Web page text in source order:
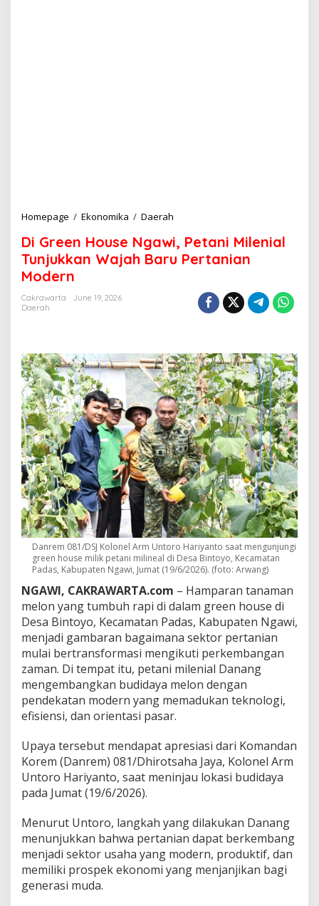
Homepage / Ekonomika / Daerah
G
r
e
e
N
g
a
w
i
,
P
e
t
a
n
i
M
i
l
e
n
a
l
T
u
n
j
k
k
a
W
j
a
a
r
u
P
e
Di Green House Ngawi, Petani Milenial
Tunjukkan Wajah Baru Pertanian
Modern
Cakrawarta
June 19, 2026
Daerah
Danrem 081/DSJ Kolonel Arm Untoro Hariyanto saat mengunjungi
green house milik petani milineal di Desa Bintoyo, Kecamatan
Padas, Kabupaten Ngawi, Jumat (19/6/2026). (foto: Arwang)
NGAWI, CAKRAWARTA.com – Hamparan tanaman
melon yang tumbuh rapi di dalam green house di
Desa Bintoyo, Kecamatan Padas, Kabupaten Ngawi,
menjadi gambaran bagaimana sektor pertanian
mulai bertransformasi mengikuti perkembangan
zaman. Di tempat itu, petani milenial Danang
mengembangkan budidaya melon dengan
pendekatan modern yang memadukan teknologi,
efisiensi, dan orientasi pasar.
Upaya tersebut mendapat apresiasi dari Komandan
Korem (Danrem) 081/Dhirotsaha Jaya, Kolonel Arm
Untoro Hariyanto, saat meninjau lokasi budidaya
pada Jumat (19/6/2026).
Menurut Untoro, langkah yang dilakukan Danang
menunjukkan bahwa pertanian dapat berkembang
menjadi sektor usaha yang modern, produktif, dan
memiliki prospek ekonomi yang menjanjikan bagi
generasi muda.